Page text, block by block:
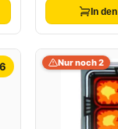
In
Nur noch 2